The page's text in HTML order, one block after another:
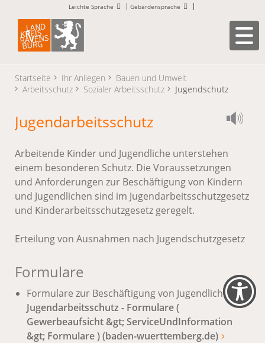
Leichte Sprache Gebärdensprache
Startseite Ihr Anliegen
Bauen und Umwelt
Arbeitsschutz
Sozialer Arbeitsschutz Jugendschutz
Jugendarbeitsschutz
Arbeitende Kinder und Jugendliche unterstehen
einem besonderen Schutz. Die Voraussetzungen
und Anforderungen zur Beschäftigung von Kindern
und Jugendlichen sind im Jugendarbeitsschutzgesetz
und Kinderarbeitsschutzgesetz geregelt.
Erteilung von Ausnahmen nach Jugendschutzgesetz
Formulare
Formulare zur Beschäftigung von Jugendlichen:
Jugendarbeitsschutz - Formulare (
Gewerbeaufsicht &gt; ServiceUndInformation
&gt; Formulare ) (baden-wuerttemberg.de)